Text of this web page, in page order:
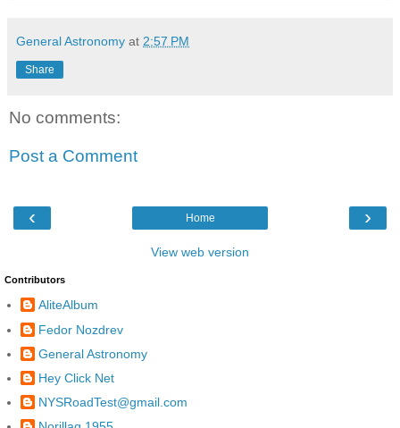
General Astronomy at 2:57 PM
Share
No comments:
Post a Comment
‹ ›
Home
View web version
Contributors
AliteAlbum
Fedor Nozdrev
General Astronomy
Hey Click Net
NYSRoadTest@gmail.com